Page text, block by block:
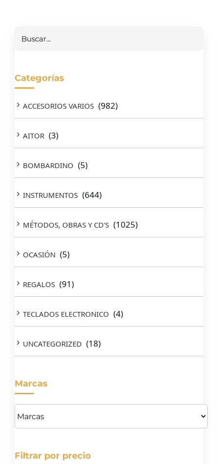
Categorías
ACCESORIOS VARIOS (982)
AITOR (3)
BOMBARDINO (5)
INSTRUMENTOS (644)
MÉTODOS, OBRAS Y CD'S (1025)
OCASIÓN (5)
REGALOS (91)
TECLADOS ELECTRONICO (4)
UNCATEGORIZED (18)
Marcas
Filtrar por precio